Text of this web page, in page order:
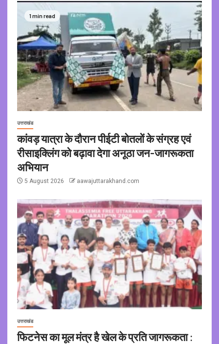
1 min read
उत्तराखंड
कांवड़ यात्रा के दौरान पीईटी बोतलों के संग्रह एवं
रीसाइक्लिंग को बढ़ावा देगा अनूठा जन-जागरूकता
अभियान
5 August 2026 aawajuttarakhand.com
उत्तराखंड
फिटनेस का मूल मंत्र है खेल के प्रति जागरूकता :